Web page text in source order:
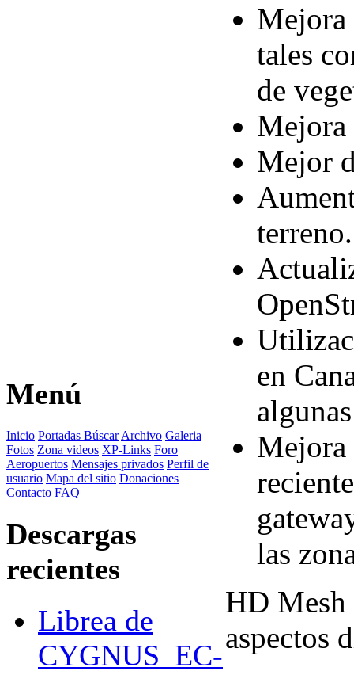
Menú
Inicio Portadas Búscar Archivo Galeria
Fotos Zona videos XP-Links Foro
Aeropuertos Mensajes privados Perfil de
usuario Mapa del sitio Donaciones
Contacto FAQ
Descargas
recientes
Librea de
CYGNUS_EC-
Mejora
tales
de
Mejora
Mejor
terreno.
en
Mejora
las
HD Mesh
aspectos